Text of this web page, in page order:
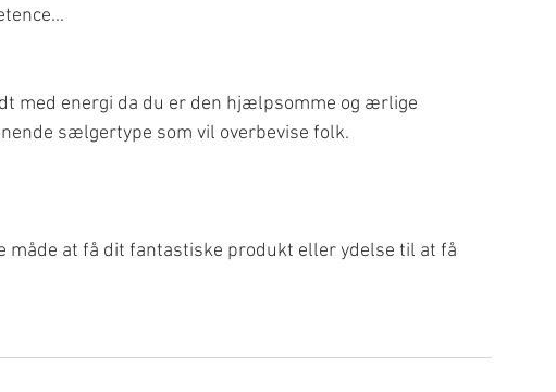
med energi da du er den hjælpsomme og ærlige
sælgertype som vil overbevise folk.
måde at få dit fantastiske produkt eller ydelse til at få